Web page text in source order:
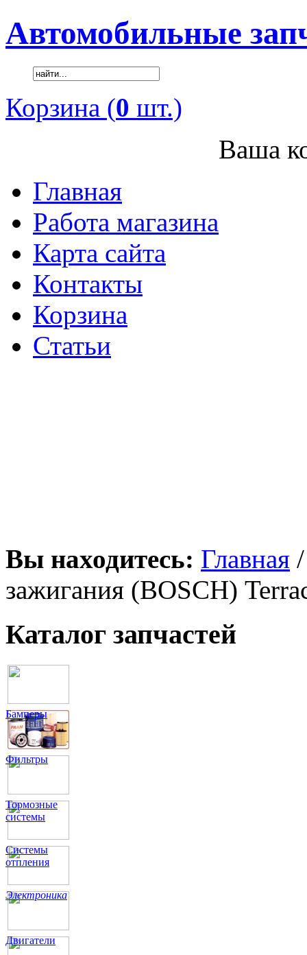
Автомобильные
Корзина (0 шт.)
Ваша
Главная
Работа магазина
Карта сайта
Контакты
Корзина
Статьи
Вы находитесь: Главная
зажигания (BOSCH)
Каталог запчастей
Бамперы
Фильтры
Тормозные
системы
Системы
отпления
Электроника
Двигатели